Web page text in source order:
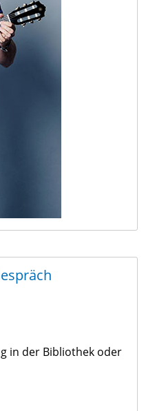
in der Bibliothek oder